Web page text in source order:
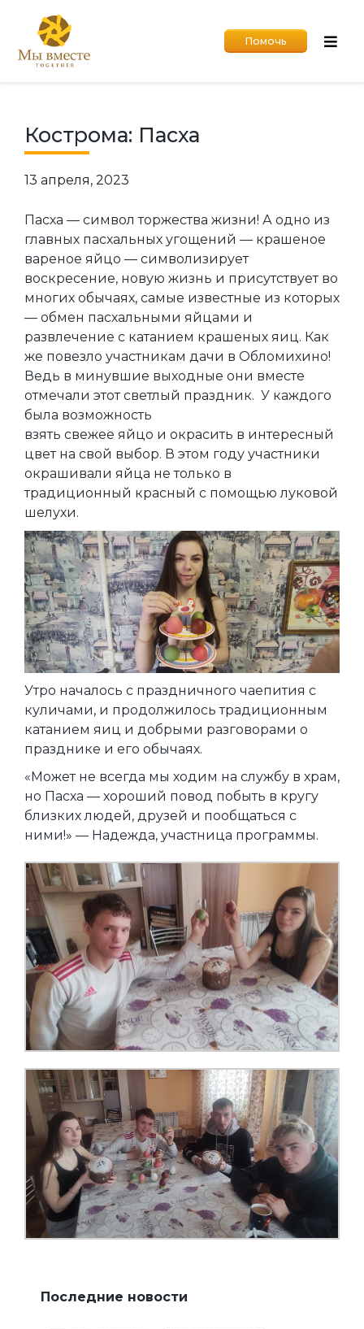
Помочь
Кострома: Пасха
13 апреля, 2023
Пасха — символ торжества жизни! А одно из
главных пасхальных угощений — крашеное
вареное яйцо — символизирует
воскресение, новую жизнь и присутствует во
многих обычаях, самые известные из которых
— обмен пасхальными яйцами и
развлечение с катанием крашеных яиц. Как
же повезло участникам дачи в Обломихино!
Ведь в минувшие выходные они вместе
отмечали этот светлый праздник. У каждого
была возможность
взять свежее яйцо и окрасить в интересный
цвет на свой выбор. В этом году участники
окрашивали яйца не только в
традиционный красный с помощью луковой
шелухи.
Утро началось с праздничного чаепития с
куличами, и продолжилось традиционным
катанием яиц и добрыми разговорами о
празднике и его обычаях.
«Может не всегда мы ходим на службу в храм,
но Пасха — хороший повод побыть в кругу
близких людей, друзей и пообщаться с
ними!» — Надежда, участница программы.
Последние новости